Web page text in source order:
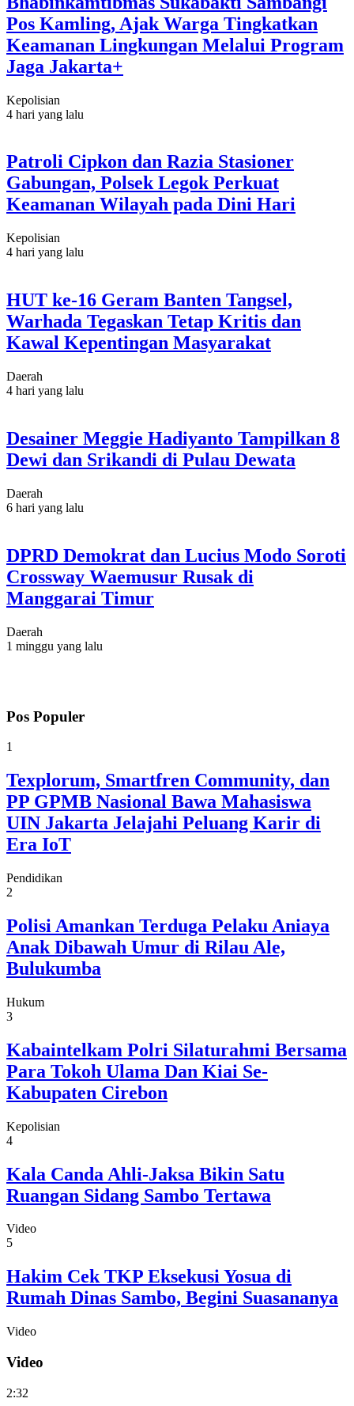
Pos Kamling, Ajak Warga Tingkatkan
Keamanan Lingkungan Melalui Program
Jaga Jakarta+
Kepolisian
4 hari yang lalu
Patroli Cipkon dan Razia Stasioner
Gabungan, Polsek Legok Perkuat
Keamanan Wilayah pada Dini Hari
Kepolisian
4 hari yang lalu
HUT ke-16 Geram Banten Tangsel,
Warhada Tegaskan Tetap Kritis dan
Kawal Kepentingan Masyarakat
Daerah
4 hari yang lalu
Desainer Meggie Hadiyanto Tampilkan 8
Dewi dan Srikandi di Pulau Dewata
Daerah
6 hari yang lalu
DPRD Demokrat dan Lucius Modo Soroti
Crossway Waemusur Rusak di
Manggarai Timur
Daerah
1 minggu yang lalu
Pos Populer
1
Texplorum, Smartfren Community, dan
PP GPMB Nasional Bawa Mahasiswa
UIN Jakarta Jelajahi Peluang Karir di
Era IoT
Pendidikan
2
Polisi Amankan Terduga Pelaku Aniaya
Anak Dibawah Umur di Rilau Ale,
Bulukumba
Hukum
3
Kabaintelkam Polri Silaturahmi Bersama
Para Tokoh Ulama Dan Kiai Se-
Kabupaten Cirebon
Kepolisian
4
Kala Canda Ahli-Jaksa Bikin Satu
Ruangan Sidang Sambo Tertawa
Video
5
Hakim Cek TKP Eksekusi Yosua di
Rumah Dinas Sambo, Begini Suasananya
Video
Video
2:32